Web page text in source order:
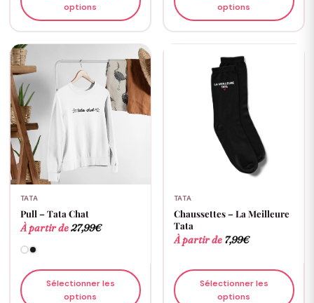
options
options
TATA
Pull – Tata Chat
À partir de27,99€
Sélectionner les
options
TATA
Chaussettes – La Meilleure
Tata
À partir de 7,99€
Sélectionner les
options